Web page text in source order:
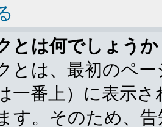
とは何でしょうか
とは、最初のペ
一番上）に表示
す。そのため、